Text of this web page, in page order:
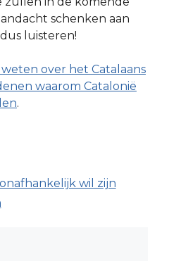
schenken aan
luisteren!
over het Catalaans
waarom Catalonië
.
wil zijn